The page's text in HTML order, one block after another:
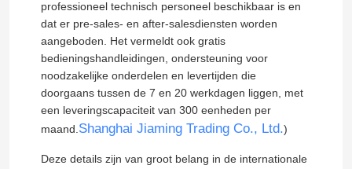
professioneel technisch personeel beschikbaar is en
dat er pre-sales- en after-salesdiensten worden
aangeboden. Het vermeldt ook gratis
bedieningshandleidingen, ondersteuning voor
noodzakelijke onderdelen en levertijden die
doorgaans tussen de 7 en 20 werkdagen liggen, met
een leveringscapaciteit van 300 eenheden per
maand. Shanghai Jiaming Trading Co., Ltd.)
Deze details zijn van groot belang in de internationale